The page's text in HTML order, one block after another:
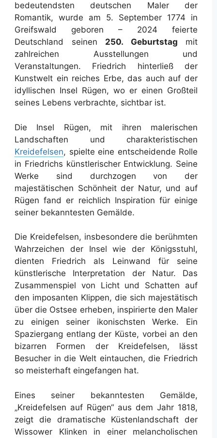
bedeutendsten deutschen Maler der
Romantik, wurde am 5. September 1774 in
Greifswald geboren – 2024 feierte
Deutschland seinen 250. Geburtstag mit
zahlreichen Ausstellungen und
Veranstaltungen. Friedrich hinterließ der
Kunstwelt ein reiches Erbe, das auch auf der
idyllischen Insel Rügen, wo er einen Großteil
seines Lebens verbrachte, sichtbar ist.
Die Insel Rügen, mit ihren malerischen
Landschaften und charakteristischen
Kreidefelsen, spielte eine entscheidende Rolle
in Friedrichs künstlerischer Entwicklung. Seine
Werke sind durchzogen von der
majestätischen Schönheit der Natur, und auf
Rügen fand er reichlich Inspiration für einige
seiner bekanntesten Gemälde.
Die Kreidefelsen, insbesondere die berühmten
Wahrzeichen der Insel wie der Königsstuhl,
dienten Friedrich als Leinwand für seine
künstlerische Interpretation der Natur. Das
Zusammenspiel von Licht und Schatten auf
den imposanten Klippen, die sich majestätisch
über die Ostsee erheben, inspirierte den Maler
zu einigen seiner ikonischsten Werke. Ein
Spaziergang entlang der Küste, vorbei an den
bizarren Formen der Kreidefelsen, lässt
Besucher in die Welt eintauchen, die Friedrich
so meisterhaft eingefangen hat.
Eines seiner bekanntesten Gemälde,
„Kreidefelsen auf Rügen“ aus dem Jahr 1818,
zeigt die dramatische Küstenlandschaft der
Wissower Klinken in einer melancholischen